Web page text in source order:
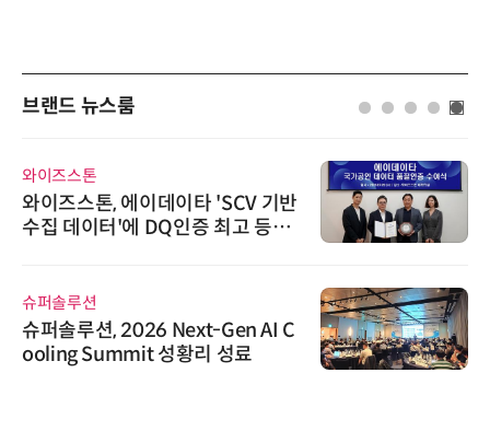
브랜드 뉴스룸
와이즈스톤
와이즈스톤, 에이데이타 'SCV 기반
수집 데이터'에 DQ인증 최고 등급
슈퍼솔루션
슈퍼솔루션, 2026 Next-Gen AI C
ooling Summit 성황리 성료